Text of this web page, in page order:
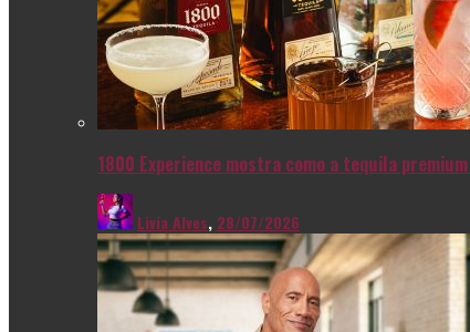
1800 Experience mostra como a tequila
Livia Alves, 28/07/2026